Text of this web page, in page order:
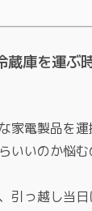
蔵庫を運ぶ
家電製品を
いいのか悩
引っ越し当